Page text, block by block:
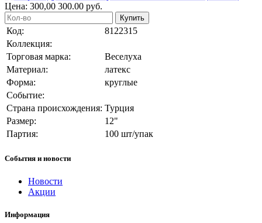
Цена: 300,00 300.00 руб.
Купить
Код:
8122315
Коллекция:
Торговая марка:
Веселуха
Материал:
латекс
Форма:
круглые
Событие:
Страна происхождения: Турция
Размер:
12"
Партия:
100 шт/упак
События и новости
Новости
Акции
Информация